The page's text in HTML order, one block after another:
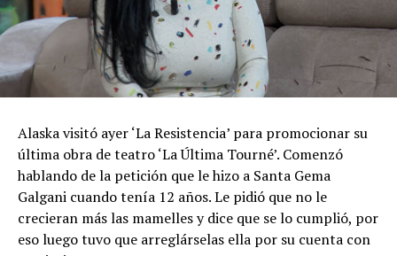
Alaska visitó ayer ‘La Resistencia’ para promocionar su
última obra de teatro ‘La Última Tourné’. Comenzó
hablando de la petición que le hizo a Santa Gema
Galgani cuando tenía 12 años. Le pidió que no le
crecieran más las mamelles y dice que se lo cumplió, por
eso luego tuvo que arreglárselas ella por su cuenta con